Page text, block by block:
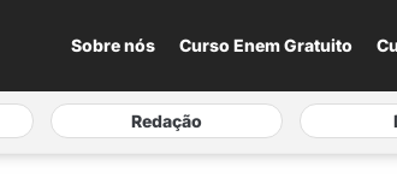
Sobre nós Curso Enem Gratuito
Redação